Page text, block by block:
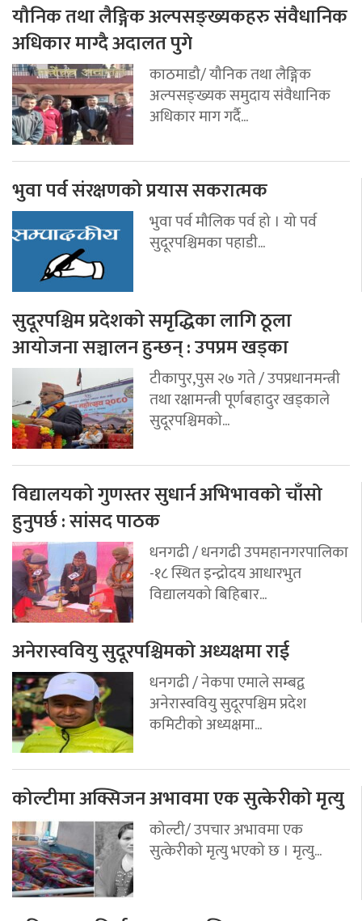
यौनिक तथा लैङ्गिक अल्पसङ्ख्यकहरु संवैधानिक
अधिकार माग्दै अदालत पुगे
काठमाडौ/ यौनिक तथा लैङ्गिक
अल्पसङ्ख्यक समुदाय संवैधानिक
अधिकार माग गर्दै...
भुवा पर्व संरक्षणको प्रयास सकरात्मक
भुवा पर्व मौलिक पर्व हो । यो पर्व
सुदूरपश्चिमका पहाडी...
सुदूरपश्चिम प्रदेशको समृद्धिका लागि ठूला
आयोजना सञ्चालन हुन्छन् : उपप्रम खड्का
टीकापुर,पुस २७ गते / उपप्रधानमन्त्री
तथा रक्षामन्त्री पूर्णबहादुर खड्काले
सुदूरपश्चिमको...
विद्यालयको गुणस्तर सुधार्न अभिभावको चाँसो
हुनुपर्छ : सांसद पाठक
धनगढी / धनगढी उपमहानगरपालिका
-१८ स्थित इन्द्रोदय आधारभुत
विद्यालयको बिहिबार...
अनेरास्ववियु सुदूरपश्चिमको अध्यक्षमा राई
धनगढी / नेकपा एमाले सम्बद्व
अनेरास्ववियु सुदूरपश्चिम प्रदेश
कमिटीको अध्यक्षमा...
कोल्टीमा अक्सिजन अभावमा एक सुत्केरीको मृत्यु
कोल्टी/ उपचार अभावमा एक
सुत्केरीको मृत्यु भएको छ । मृत्यु...